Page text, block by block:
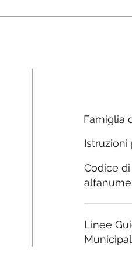
Famiglia
Istruzioni
Codice
Linee